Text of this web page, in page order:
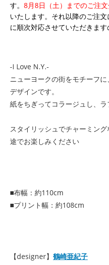
す。 8月8日（土）までのご注
いたします。それ以降のご注
に順次対応させていただきます
-I Love N.Y.-
ニューヨークの街をモチーフ
デザインです。
紙をちぎってコラージュし、ラ
スタイリッシュでチャーミン
途でお楽しみください
■布幅：約110cm
■プリント幅：約108cm
【designer】 鶴崎亜紀子